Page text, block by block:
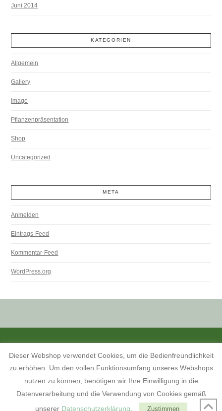
Juni 2014
KATEGORIEN
Allgemein
Gallery
Image
Pflanzenpräsentation
Shop
Uncategorized
META
Anmelden
Eintrags-Feed
Kommentar-Feed
WordPress.org
KONTAKT, ÖFFNUNGSZEITEN UND ANFAHRTSBESCHREIBUNG
DATENSCHUTZERKLÄRUNG
IMPRESSUM
FACEBOOK
Dieser Webshop verwendet Cookies, um die Bedienfreundlichkeit
zu erhöhen. Um den vollen Funktionsumfang unseres Webshops
nutzen zu können, benötigen wir Ihre Einwilligung in die
Datenverarbeitung und die Verwendung von Cookies gemäß
unserer Datenschutzerklärung Zustimmen